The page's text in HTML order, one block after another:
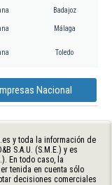
Badajoz
Málaga
Toledo
Nacional
y toda la información de
S.A.U. (S.M.E.) y es
En todo caso, la
tenida en cuenta sólo
decisiones comerciales